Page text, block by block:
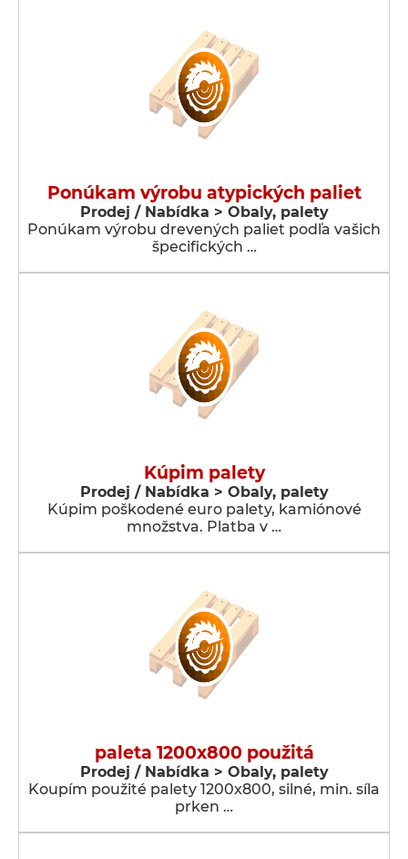
Ponúkam výrobu atypických paliet
Prodej / Nabídka > Obaly, palety
Ponúkam výrobu drevených paliet podľa vašich
špecifických …
Kúpim palety
Prodej / Nabídka > Obaly, palety
Kúpim poškodené euro palety, kamiónové
množstva. Platba v …
paleta 1200x800 použitá
Prodej / Nabídka > Obaly, palety
Koupím použité palety 1200x800, silné, min. síla
prken …